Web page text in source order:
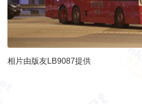
相片由版友LB9087提供